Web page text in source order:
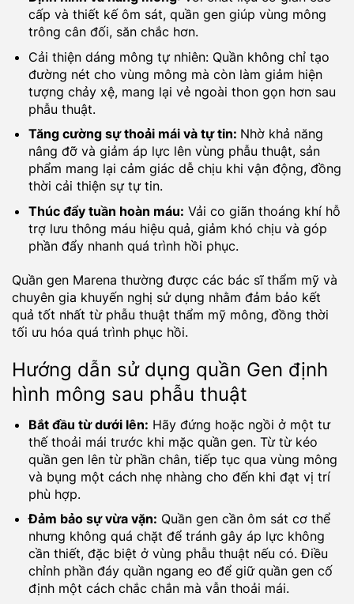
cấp và thiết kế ôm sát, quần gen giúp vùng mông
trông cân đối, săn chắc hơn.
Cải thiện dáng mông tự nhiên: Quần không chỉ tạo
đường nét cho vùng mông mà còn làm giảm hiện
tượng chảy xệ, mang lại vẻ ngoài thon gọn hơn sau
phẫu thuật.
Tăng cường sự thoải mái và tự tin: Nhờ khả năng
nâng đỡ và giảm áp lực lên vùng phẫu thuật, sản
phẩm mang lại cảm giác dễ chịu khi vận động, đồng
thời cải thiện sự tự tin.
Thúc đẩy tuần hoàn máu: Vải co giãn thoáng khí hỗ
trợ lưu thông máu hiệu quả, giảm khó chịu và góp
phần đẩy nhanh quá trình hồi phục.
Quần gen Marena thường được các bác sĩ thẩm mỹ và
chuyên gia khuyến nghị sử dụng nhằm đảm bảo kết
quả tốt nhất từ phẫu thuật thẩm mỹ mông, đồng thời
tối ưu hóa quá trình phục hồi.
Hướng dẫn sử dụng quần Gen định
hình mông sau phẫu thuật
Bắt đầu từ dưới lên: Hãy đứng hoặc ngồi ở một tư
thế thoải mái trước khi mặc quần gen. Từ từ kéo
quần gen lên từ phần chân, tiếp tục qua vùng mông
và bụng một cách nhẹ nhàng cho đến khi đạt vị trí
phù hợp.
Đảm bảo sự vừa vặn: Quần gen cần ôm sát cơ thể
nhưng không quá chặt để tránh gây áp lực không
cần thiết, đặc biệt ở vùng phẫu thuật nếu có. Điều
chỉnh phần đáy quần ngang eo để giữ quần gen cố
định một cách chắc chắn mà vẫn thoải mái.